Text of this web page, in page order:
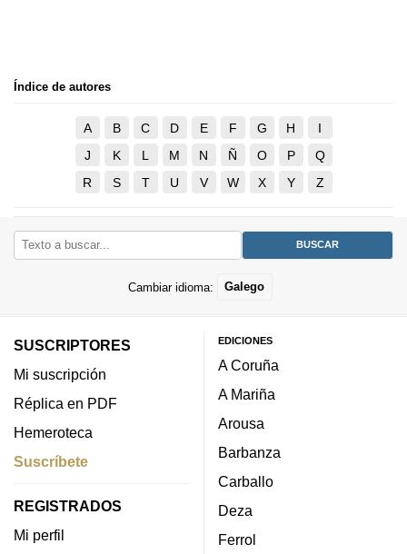
Índice de autores
A B C D E F G H
I
J
K L M N Ñ O P
Q
R
S T U V W X Y Z
Cambiar idioma: Galego
SUSCRIPTORES
Mi suscripción
Réplica en PDF
Hemeroteca
Suscríbete
REGISTRADOS
Mi perfil
EDICIONES
A Coruña
A Mariña
Arousa
Barbanza
Carballo
Deza
Ferrol